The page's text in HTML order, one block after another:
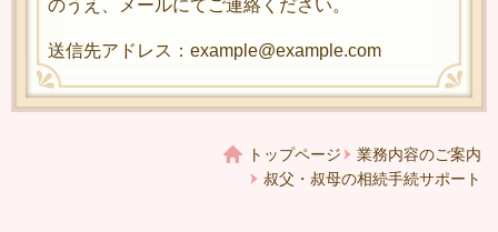
のうえ、メールにてご連絡ください。
送信先アドレス：example@example.com
トップページ
業務内容のご案内
叔父・叔母の相続手続サポート